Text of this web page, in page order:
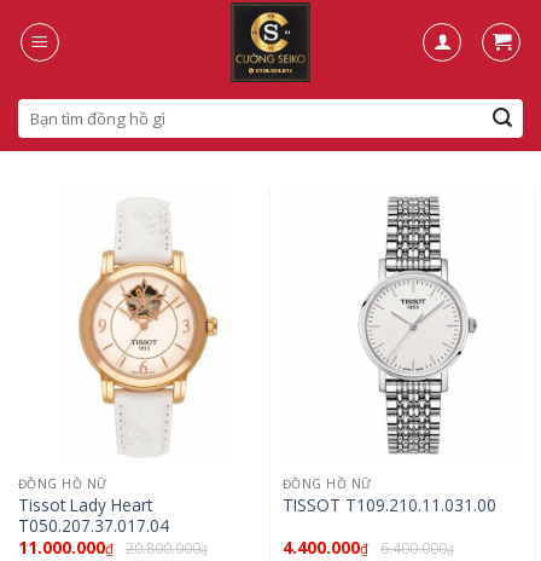
Search
for:
ĐỒNG HỒ NỮ
Tissot Lady Heart
T050.207.37.017.04
11.000.000₫ 20.800.000₫
ĐỒNG HỒ NỮ
TISSOT T109.210.11.031.00
4.400.000₫ 6.400.000₫